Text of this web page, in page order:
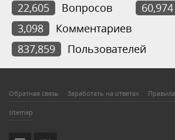
22,605 Вопросов 60,974
3,098
Комментариев
837,859
Пользователей
Обратная связь Заработать на ответах Правила
sitemap